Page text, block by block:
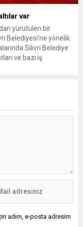
var
yürütülen bir
Belediyesi’ne yönelik
Silivri Belediye
ve bazı iş
İstanbul’da...
adım, e-posta adresim